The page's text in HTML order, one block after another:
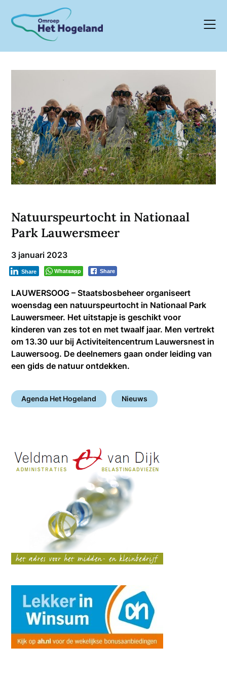
content
Natuurspeurtocht in Nationaal
Park Lauwersmeer
3 januari 2023
Whatsapp Share
Share
LAUWERSOOG – Staatsbosbeheer organiseert
woensdag een natuurspeurtocht in Nationaal Park
Lauwersmeer. Het uitstapje is geschikt voor
kinderen van zes tot en met twaalf jaar. Men vertrekt
om 13.30 uur bij Activiteitencentrum Lauwersnest in
Lauwersoog. De deelnemers gaan onder leiding van
een gids de natuur ontdekken.
Agenda Het Hogeland Nieuws